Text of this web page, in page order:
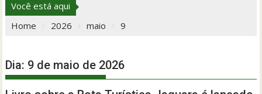
Você está aqui
Home
2026 maio 9
Dia: 9 de maio de 2026